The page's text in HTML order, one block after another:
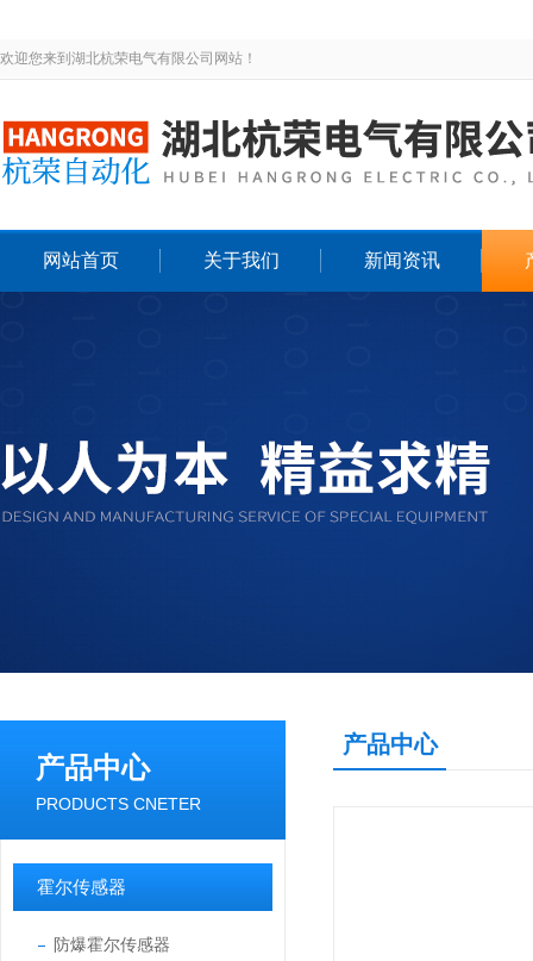
欢迎您来到湖北杭荣电气有限公司网站！
网站首页 关于我们 新闻资讯
产品中心
PRODUCTS CNETER
霍尔传感器
防爆霍尔传感器
产品中心